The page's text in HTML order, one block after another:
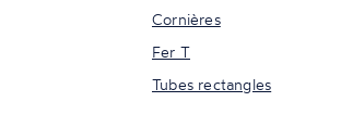
Cornières
Fer T
Tubes rectangles